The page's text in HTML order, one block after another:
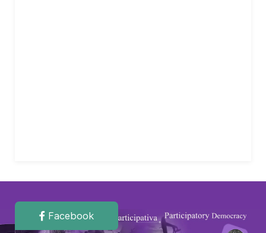
Facebook